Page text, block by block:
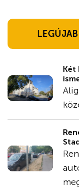
Két